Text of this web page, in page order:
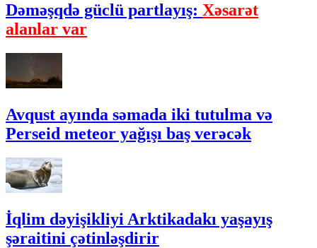
Dəməşqdə güclü partlayış: Xəsarət
alanlar var
Avqust ayında səmada iki tutulma və
Perseid meteor yağışı baş verəcək
İqlim dəyişikliyi Arktikadakı yaşayış
şəraitini çətinləşdirir